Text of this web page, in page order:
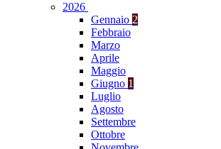
2026
Gennaio 2
Febbraio
Marzo
Aprile
Maggio
Giugno 1
Luglio
Agosto
Settembre
Ottobre